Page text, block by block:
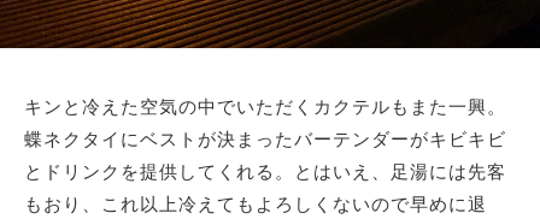
キンと冷えた空気の中でいただくカクテルもまた一興。
蝶ネクタイにベストが決まったバーテンダーがキビキビ
とドリンクを提供してくれる。とはいえ、足湯には先客
もおり、これ以上冷えてもよろしくないので早めに退